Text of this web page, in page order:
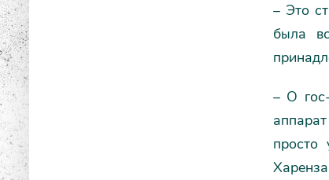
– Это
была
– О
просто